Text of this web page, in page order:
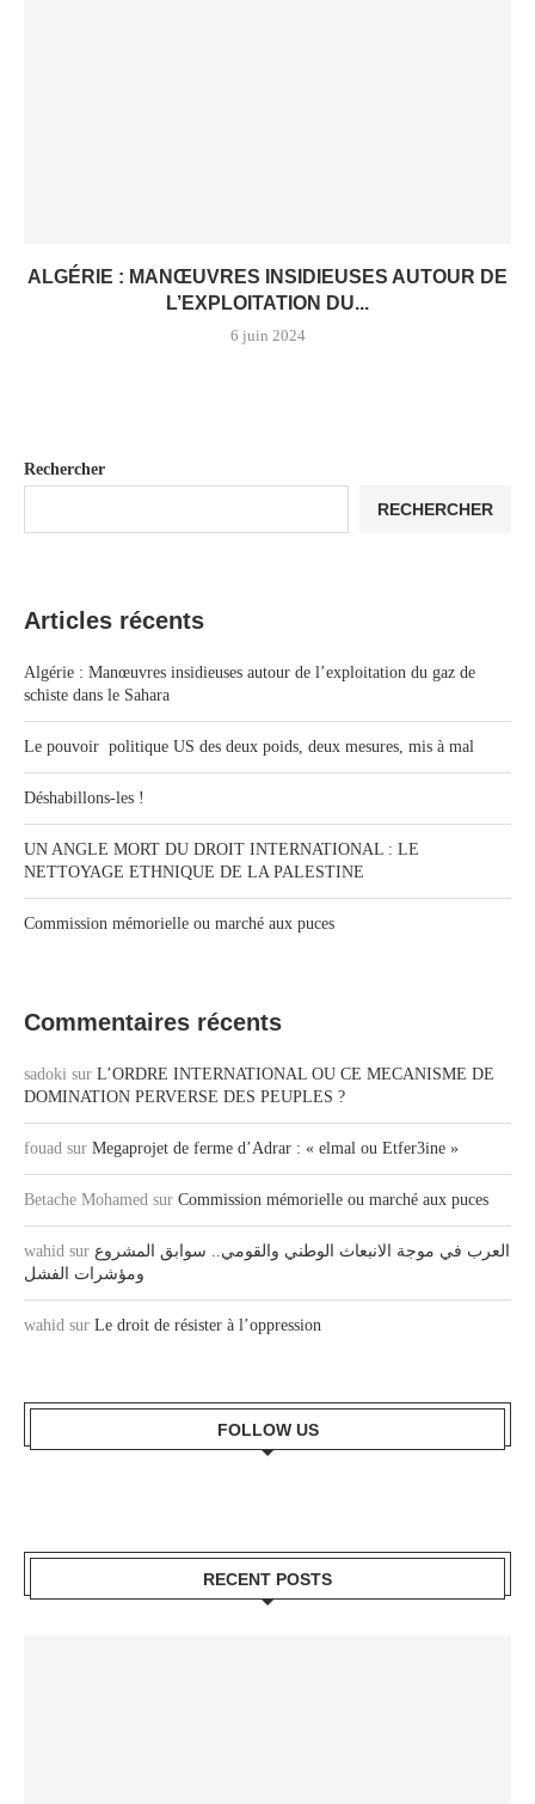
ALGÉRIE : MANŒUVRES INSIDIEUSES AUTOUR DE
L’EXPLOITATION DU...
6 juin 2024
Rechercher
RECHERCHER
Articles récents
Algérie : Manœuvres insidieuses autour de l’exploitation du gaz de
schiste dans le Sahara
Le pouvoir politique US des deux poids, deux mesures, mis à mal
Déshabillons-les !
UN ANGLE MORT DU DROIT INTERNATIONAL : LE
NETTOYAGE ETHNIQUE DE LA PALESTINE
Commission mémorielle ou marché aux puces
Commentaires récents
sadoki sur L’ORDRE INTERNATIONAL OU CE MECANISME DE
DOMINATION PERVERSE DES PEUPLES ?
fouad sur Megaprojet de ferme d’Adrar : « elmal ou Etfer3ine »
Betache Mohamed sur Commission mémorielle ou marché aux puces
wahid sur العرب في موجة الانبعاث الوطني والقومي.. سوابق المشروع
ومؤشرات الفشل
wahid sur Le droit de résister à l’oppression
FOLLOW US
RECENT POSTS